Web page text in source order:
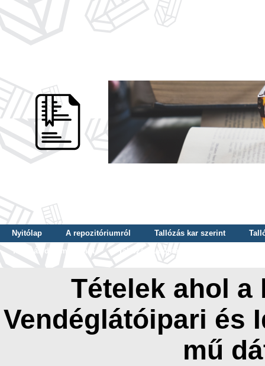
Nyitólap A repozitóriumról Tallózás kar szerint
Tallózás dátum szerint
Tallózás tudományterület szerint
Tételek ahol
Vendéglátóipari és
mű